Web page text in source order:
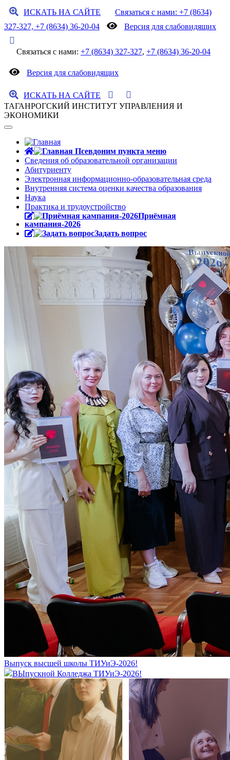
ИСКАТЬ НА САЙТЕ
Связаться с нами: +7 (8634)
327-327, +7 (8634) 36-20-04
Версия для слабовидящих
Связаться с нами: +7 (8634) 327-327, +7 (8634) 36-20-04
Версия для слабовидящих
ИСКАТЬ НА САЙТЕ
ТАГАНРОГСКИЙ ИНСТИТУТ УПРАВЛЕНИЯ И
ЭКОНОМИКИ
Сведения об образовательной организации
Абитуриенту
Электронная информационно-образовательная среда
Внутренняя система оценки качества образования
Наука
Практика и трудоустройство
Приёмная
кампания-2026
Задать вопрос
Выпуск высшей школы ТИУиЭ-2026!
ВЫпускной Колледжа ТИУиЭ-2026!